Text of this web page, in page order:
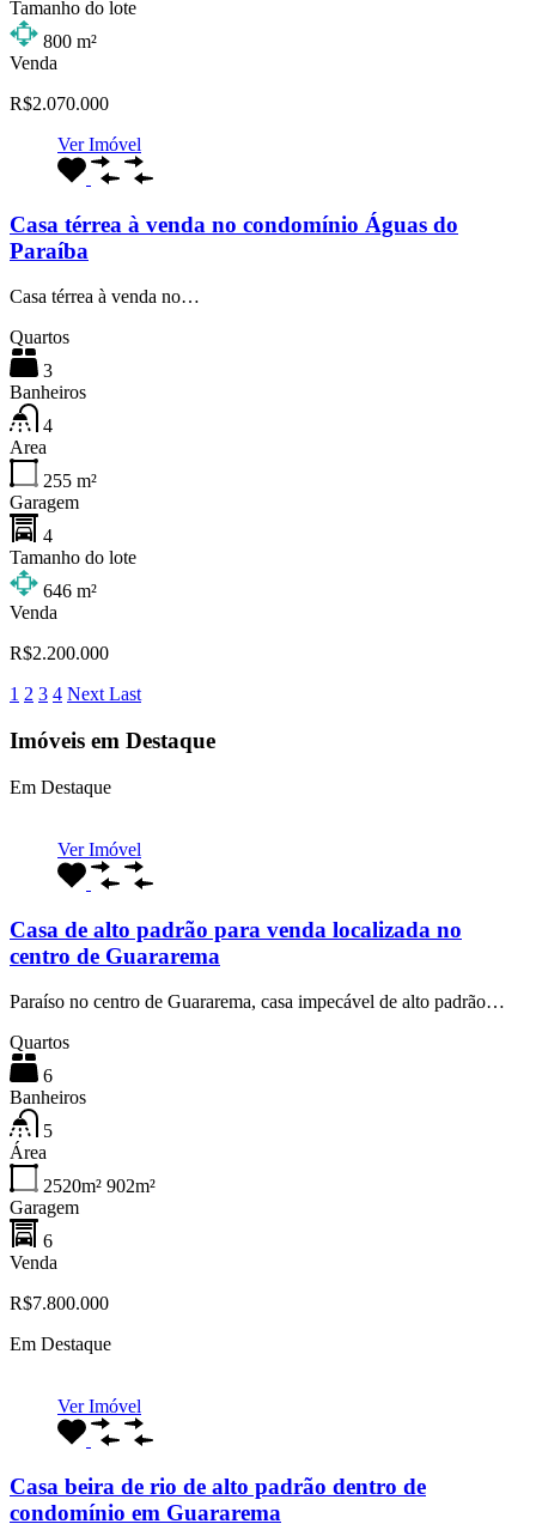
Tamanho do lote
800 m²
Venda
R$2.070.000
Ver Imóvel
Casa térrea à venda no condomínio Águas do
Paraíba
Casa térrea à venda no…
Quartos
3
Banheiros
4
Area
255 m²
Garagem
4
Tamanho do lote
646 m²
Venda
R$2.200.000
1 2 3 4 NextLast
Imóveis em Destaque
Em Destaque
Ver Imóvel
Casa de alto padrão para venda localizada no
centro de Guararema
Paraíso no centro de Guararema, casa impecável de alto padrão…
Quartos
6
Banheiros
5
Área
2520m² 902m²
Garagem
6
Venda
R$7.800.000
Em Destaque
Ver Imóvel
Casa beira de rio de alto padrão dentro de
condomínio em Guararema